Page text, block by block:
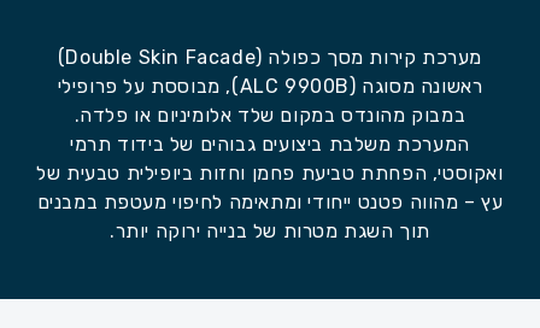
מערכת קירות מסך כפולה (Double Skin Facade)
ראשונה מסוגה (ALC 9900B), מבוססת על פרופילי
במבוק מהונדס במקום שלד אלומיניום או פלדה.
המערכת משלבת ביצועים גבוהים של בידוד תרמי
ואקוסטי, הפחתת טביעת פחמן וחזות ביופילית טבעית של
עץ – מהווה פטנט ייחודי ומתאימה לחיפוי מעטפת במבנים
תוך השגת מטרות של בנייה ירוקה יותר.